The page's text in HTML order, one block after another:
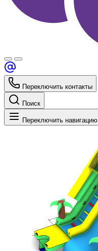
Переключить контакты
Поиск
Переключить навигацию